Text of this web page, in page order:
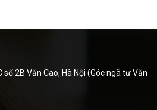
số 2B Văn Cao, Hà Nội (Góc ngã tư Văn